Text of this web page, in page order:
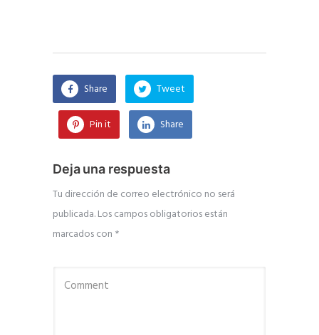
Share Tweet
Pin it Share
Deja una respuesta
Tu dirección de correo electrónico no será
publicada.Los campos obligatorios están
marcados con *